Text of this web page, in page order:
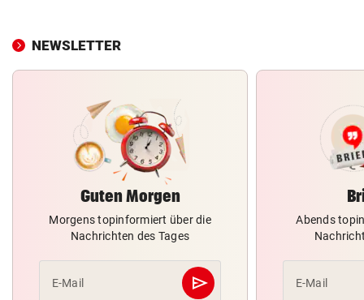
NEWSLETTER
Guten Morgen
Morgens topinformiert über die
Nachrichten des Tages
E-Mail send
Abschicken
Abends
E-Mail